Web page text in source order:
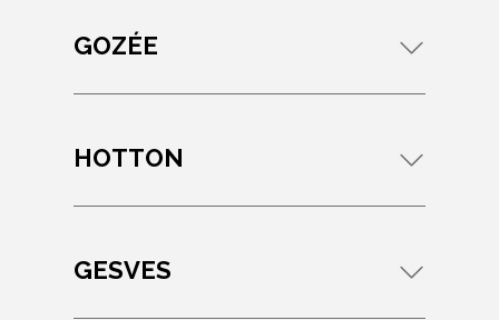
GOZÉE
HOTTON
GESVES